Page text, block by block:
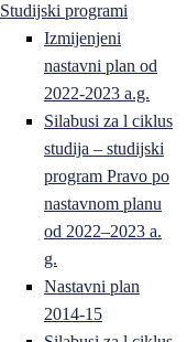
Studijski programi
Izmijenjeni
nastavni plan od
2022-2023 a.g.
Silabusi za l ciklus
studija – studijski
program Pravo po
nastavnom planu
od 2022–2023 a.
g.
Nastavni plan
2014-15